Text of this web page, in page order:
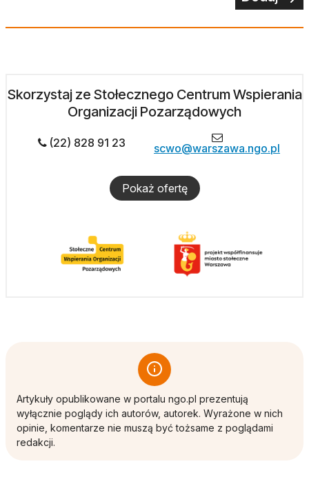
Skorzystaj ze Stołecznego Centrum Wspierania
Organizacji Pozarządowych
(22) 828 91 23 scwo@warszawa.ngo.pl
Pokaż ofertę
Artykuły opublikowane w portalu ngo.pl prezentują
wyłącznie poglądy ich autorów, autorek. Wyrażone w nich
opinie, komentarze nie muszą być tożsame z poglądami
redakcji.